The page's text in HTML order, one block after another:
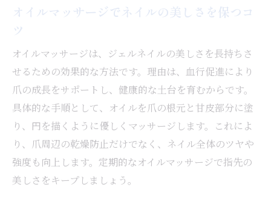
オイルマッサージでネイルの美しさを保つコ
ツ
オイルマッサージは、ジェルネイルの美しさを長持ちさ
せるための効果的な方法です。理由は、血行促進により
爪の成長をサポートし、健康的な土台を育むからです。
具体的な手順として、オイルを爪の根元と甘皮部分に塗
り、円を描くように優しくマッサージします。これによ
り、爪周辺の乾燥防止だけでなく、ネイル全体のツヤや
強度も向上します。定期的なオイルマッサージで指先の
美しさをキープしましょう。